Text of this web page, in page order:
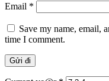
Email *
Save my name, email,
time I comment.